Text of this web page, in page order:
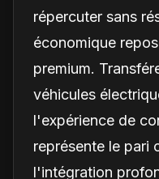
répercuter sans
économique
premium.
véhicules
l'expérience de
représente le pari
l'intégration